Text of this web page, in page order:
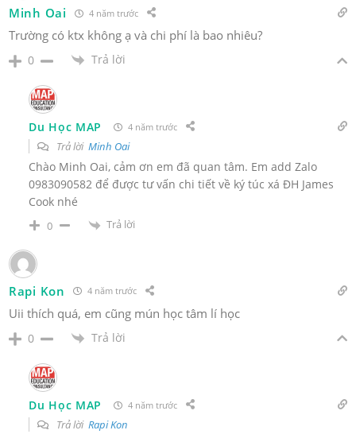
Minh Oai 4 năm trước
Trường có ktx không ạ và chi phí là bao nhiêu?
0 Trả lời
Du Học MAP 4 năm trước
Trả lời Minh Oai
Chào Minh Oai, cảm ơn em đã quan tâm. Em add Zalo
0983090582 để được tư vấn chi tiết về ký túc xá ĐH James
Cook nhé
0 Trả lời
Rapi Kon 4 năm trước
Uii thích quá, em cũng mún học tâm lí học
0 Trả lời
Du Học MAP 4 năm trước
Trả lời Rapi Kon